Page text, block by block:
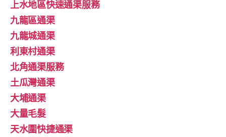
上水地區快速通渠服務
九龍區通渠
九龍城通渠
利東村通渠
北角通渠服務
土瓜灣通渠
大埔通渠
大量毛髮
天水圍快捷通渠